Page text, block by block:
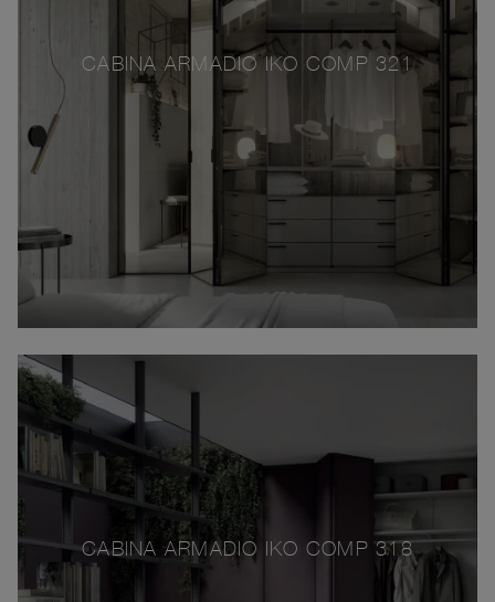
CABINA ARMADIO IKO COMP 321
CABINA ARMADIO IKO COMP 318